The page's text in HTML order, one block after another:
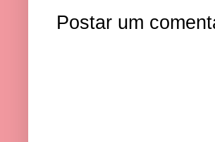
Postar um